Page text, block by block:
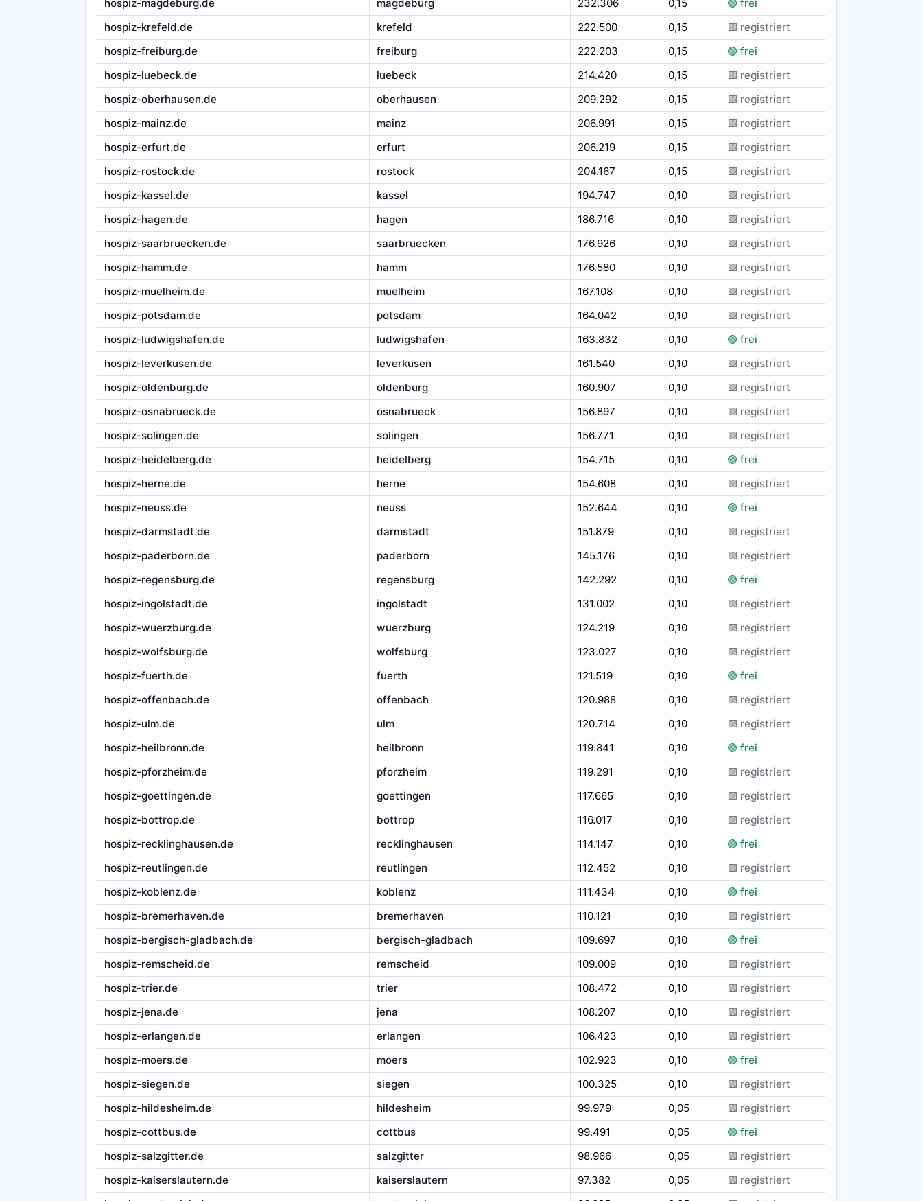
hospiz-magdeburg.de
magdeburg 232.306 0,15
🟢 frei
hospiz-krefeld.de
krefeld 222.500 0,15
🟪 registriert
hospiz-freiburg.de
freiburg 222.203 0,15
🟢 frei
hospiz-luebeck.de
luebeck 214.420 0,15
🟪 registriert
hospiz-oberhausen.de
oberhausen 209.292 0,15
🟪 registriert
hospiz-mainz.de
mainz 206.991 0,15
🟪 registriert
hospiz-erfurt.de
erfurt 206.219 0,15
🟪 registriert
hospiz-rostock.de
rostock 204.167 0,15
🟪 registriert
hospiz-kassel.de
kassel 194.747 0,10
🟪 registriert
hospiz-hagen.de
hagen 186.716 0,10
🟪 registriert
hospiz-saarbruecken.de
saarbruecken 176.926 0,10
🟪 registriert
hospiz-hamm.de
hamm 176.580 0,10
🟪 registriert
hospiz-muelheim.de
muelheim 167.108 0,10
🟪 registriert
hospiz-potsdam.de
potsdam 164.042 0,10
🟪 registriert
hospiz-ludwigshafen.de
ludwigshafen 163.832 0,10
🟢 frei
hospiz-leverkusen.de
leverkusen 161.540 0,10
🟪 registriert
hospiz-oldenburg.de
oldenburg 160.907 0,10
🟪 registriert
hospiz-osnabrueck.de
osnabrueck 156.897 0,10
🟪 registriert
hospiz-solingen.de
solingen 156.771 0,10
🟪 registriert
hospiz-heidelberg.de
heidelberg 154.715 0,10
🟢 frei
hospiz-herne.de
herne 154.608 0,10
🟪 registriert
hospiz-neuss.de
neuss 152.644 0,10
🟢 frei
hospiz-darmstadt.de
darmstadt 151.879 0,10
🟪 registriert
hospiz-paderborn.de
paderborn 145.176 0,10
🟪 registriert
hospiz-regensburg.de
regensburg 142.292 0,10
🟢 frei
hospiz-ingolstadt.de
ingolstadt 131.002 0,10
🟪 registriert
hospiz-wuerzburg.de
wuerzburg 124.219 0,10
🟪 registriert
hospiz-wolfsburg.de
wolfsburg 123.027 0,10
🟪 registriert
hospiz-fuerth.de
fuerth 121.519 0,10
🟢 frei
hospiz-offenbach.de
offenbach 120.988 0,10
🟪 registriert
hospiz-ulm.de
ulm 120.714 0,10
🟪 registriert
hospiz-heilbronn.de
heilbronn 119.841 0,10
🟢 frei
hospiz-pforzheim.de
pforzheim 119.291 0,10
🟪 registriert
hospiz-goettingen.de
goettingen 117.665 0,10
🟪 registriert
hospiz-bottrop.de
bottrop 116.017 0,10
🟪 registriert
hospiz-recklinghausen.de
recklinghausen 114.147 0,10
🟢 frei
hospiz-reutlingen.de
reutlingen 112.452 0,10
🟪 registriert
hospiz-koblenz.de
koblenz 111.434 0,10
🟢 frei
hospiz-bremerhaven.de
bremerhaven 110.121 0,10
🟪 registriert
hospiz-bergisch-gladbach.de
bergisch-gladbach 109.697 0,10
🟢 frei
hospiz-remscheid.de
remscheid 109.009 0,10
🟪 registriert
hospiz-trier.de
trier 108.472 0,10
🟪 registriert
hospiz-jena.de
jena 108.207 0,10
🟪 registriert
hospiz-erlangen.de
erlangen 106.423 0,10
🟪 registriert
hospiz-moers.de
moers 102.923 0,10
🟢 frei
hospiz-siegen.de
siegen 100.325 0,10
🟪 registriert
hospiz-hildesheim.de
hildesheim 99.979 0,05
🟪 registriert
hospiz-cottbus.de
cottbus 99.491 0,05
🟢 frei
hospiz-salzgitter.de
salzgitter 98.966 0,05
🟪 registriert
hospiz-kaiserslautern.de
kaiserslautern 97.382 0,05
🟪 registriert